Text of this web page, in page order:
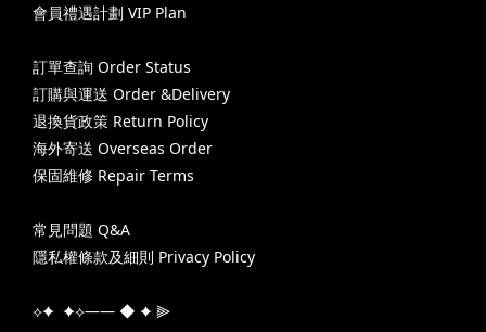
會員禮遇計劃 VIP Plan
訂單查詢 Order Status
訂購與運送 Order &Delivery
退換貨政策 Return Policy
海外寄送 Overseas Order
保固維修 Repair Terms
常見問題 Q&A
隱私權條款及細則 Privacy Policy
⟡✦ ✦⟡—— ◆ ✦ ⫸